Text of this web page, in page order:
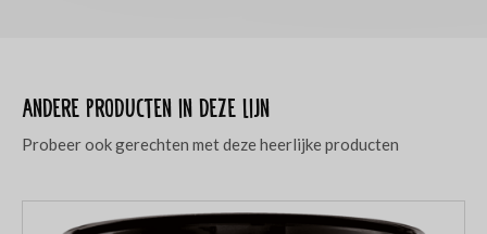
Andere producten in deze lijn
Probeer ook gerechten met deze heerlijke producten